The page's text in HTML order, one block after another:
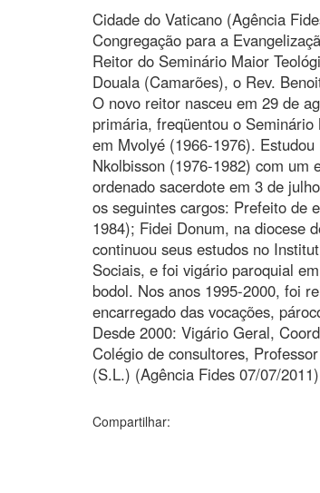
Cidade do Vaticano (Agência
Congregação para a
Reitor do Seminário Maior
Douala (Camarões), o Rev.
O novo reitor nasceu em 29 de
primária, freqüentou o
em Mvolyé (1966-1976).
Nkolbisson (1976-1982) com um
ordenado sacerdote em 3 de
os seguintes cargos: Prefeito de
1984); Fidei Donum, na diocese
continuou seus estudos no
Sociais, e foi vigário paroquial
bodol. Nos anos 1995-2000, foi
encarregado das vocações,
Desde 2000: Vigário Geral,
Colégio de consultores,
(S.L.) (Agência Fides 07/07/2011)
Compartilhar: